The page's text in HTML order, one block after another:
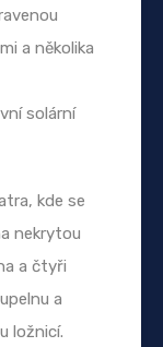
a několika
solární
kde se
nekrytou
a čtyři
a
ložnicí.